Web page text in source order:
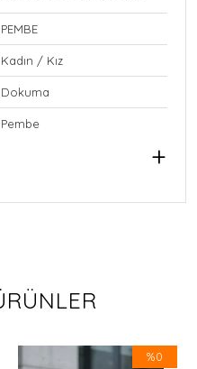
PEMBE
Kadın / Kız
Dokuma
Pembe
%0